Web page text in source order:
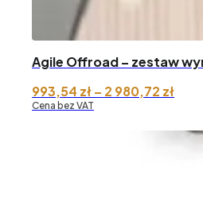
Agile Offroad – zestaw
993,54 zł– 2 980,72 zł
do 2
Cena bez VAT